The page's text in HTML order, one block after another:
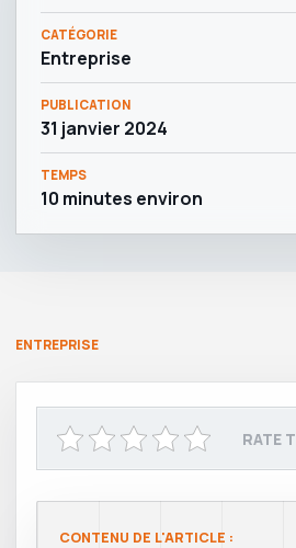
CATÉGORIE
Entreprise
PUBLICATION
31 janvier 2024
TEMPS
10 minutes environ
ENTREPRISE
RATE
CONTENU DE L'ARTICLE :